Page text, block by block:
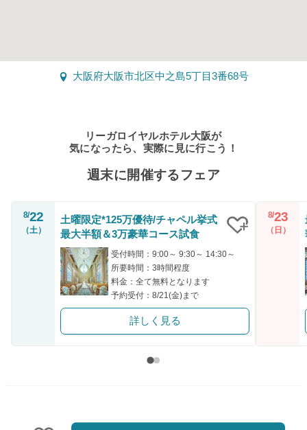
大阪府大阪市北区中之島5丁目3番68号
リーガロイヤルホテル大阪が
気になったら、実際に見に行こう！
週末に開催するフェア
8/22
（土）
土曜限定*125万優待/チャペル挙式
最大半額＆3万豪華コース試食
受付時間：9:00～ 9:30～ 14:30～
所要時間：3時間程度
料金：全て無料となります
予約受付：8/21(金)まで
詳しく見る
8/23
（日）